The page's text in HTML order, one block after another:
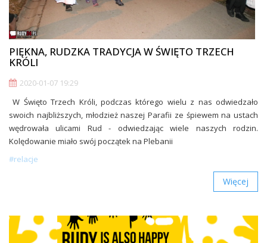
PIĘKNA, RUDZKA TRADYCJA W ŚWIĘTO TRZECH
KRÓLI
2020-01-07 19:29
W Święto Trzech Króli, podczas którego wielu z nas odwiedzało
swoich najbliższych, młodzież naszej Parafii ze śpiewem na ustach
wędrowała ulicami Rud - odwiedzając wiele naszych rodzin.
Kolędowanie miało swój początek na Plebanii
#relacje
Więcej